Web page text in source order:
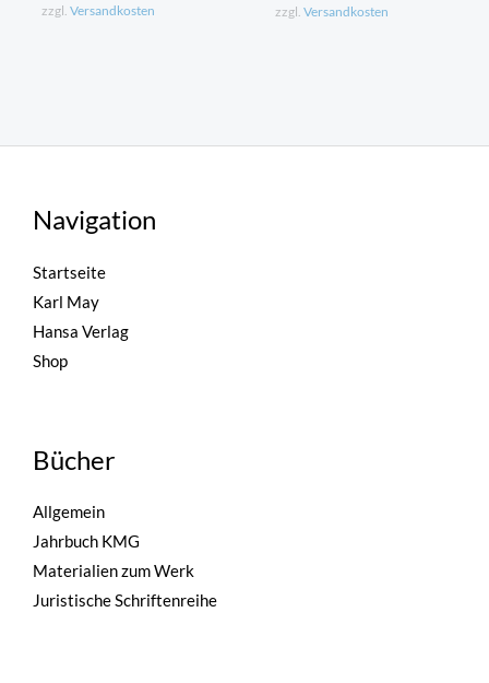
zzgl. Versandkosten
zzgl. Versandkosten
Navigation
Startseite
Karl May
Hansa Verlag
Shop
Bücher
Allgemein
Jahrbuch KMG
Materialien zum Werk
Juristische Schriftenreihe